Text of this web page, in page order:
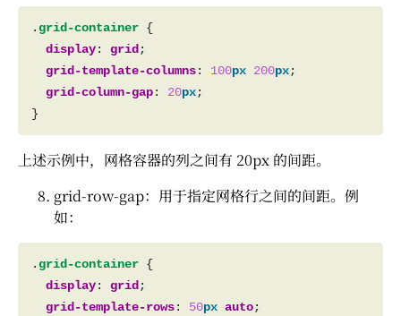
.grid-container
display: grid
grid-template-columns: 100px 200px
grid-column-gap: 20px
上述示例中，网格容器的列之间有 20px 的间距。
grid-row-gap：用于指定网格行之间的间距。例
如：
.grid-container
display: grid
grid-template-rows: 50px auto